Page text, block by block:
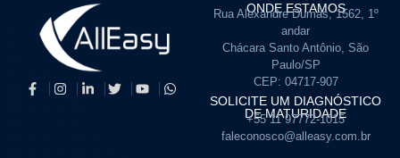
ONDE ESTAMOS
Rua Alexandre Dumas, 1562, 1º
andar
Chácara Santo Antônio, São
Paulo/SP
CEP: 04717-907
SOLICITE UM DIAGNÓSTICO
DE MATURIDADE
+55 11 97772-1015
faleconosco@alleasy.com.br